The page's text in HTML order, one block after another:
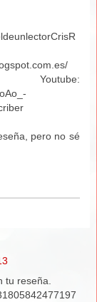
pero no sé
tu reseña.